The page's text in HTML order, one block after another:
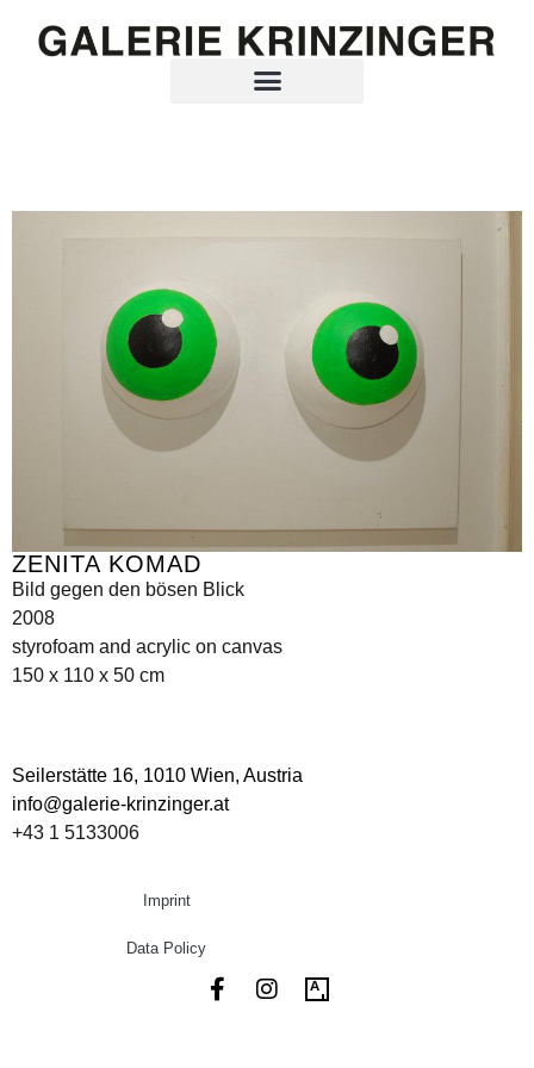
ZENITA KOMAD
Bild gegen den bösen Blick
2008
styrofoam and acrylic on canvas
150 x 110 x 50 cm
Seilerstätte 16, 1010 Wien, Austria
info@galerie-krinzinger.at
+43 1 5133006
Imprint
Data Policy